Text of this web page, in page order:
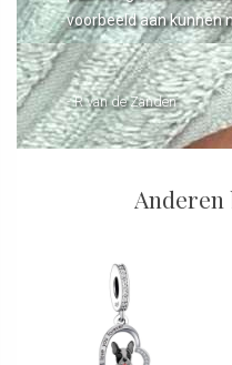
voorbeeld aan kunnen
- R van de Zanden
Anderen